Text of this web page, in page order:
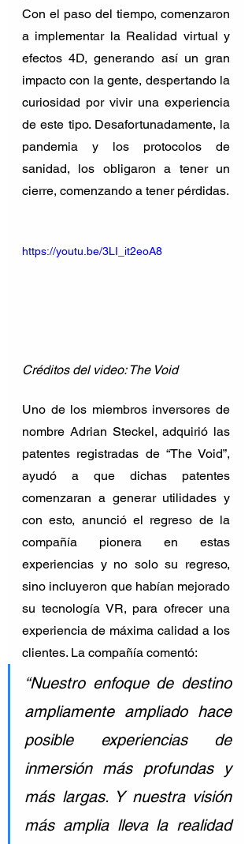
Con el paso del tiempo, comenzaron
a implementar la Realidad virtual y
efectos 4D, generando así un gran
impacto con la gente, despertando la
curiosidad por vivir una experiencia
de este tipo. Desafortunadamente, la
pandemia y los protocolos de
sanidad, los obligaron a tener un
https://youtu.be/3LI_it2eoA8
Créditos del video: The Void
Uno de los miembros inversores de
nombre Adrian Steckel, adquirió las
patentes registradas de “The Void”,
ayudó a que dichas patentes
comenzaran a generar utilidades y
con esto, anunció el regreso de la
compañía pionera en estas
experiencias y no solo su regreso,
sino incluyeron que habían mejorado
su tecnología VR, para ofrecer una
experiencia de máxima calidad a los
clientes. La compañía comentó:
“Nuestro enfoque de destino
ampliamente ampliado hace
posible experiencias de
inmersión más profundas y
más largas. Y nuestra visión
más amplia lleva la realidad